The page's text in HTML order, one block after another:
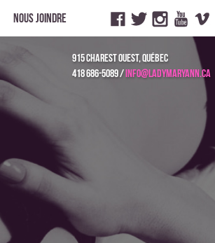
Nous joindre
915 charest ouest, québec
418 686-5089 /info@ladymaryann.ca